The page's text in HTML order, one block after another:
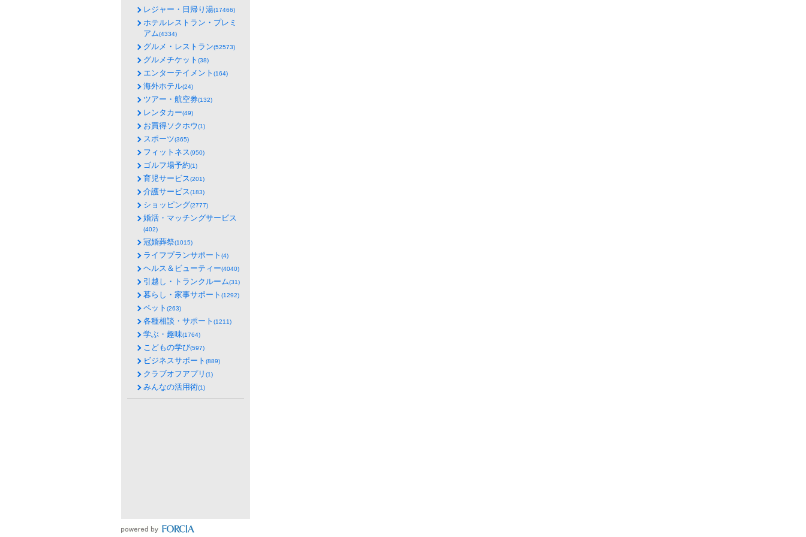
レジャー・日帰り湯(17466)
ホテルレストラン・プレミ
アム(4334)
グルメ・レストラン(52573)
グルメチケット (38)
エンターテイメント (164)
海外ホテル(24)
ツアー・航空券(132)
レンタカー(49)
お買得ソクホウ(1)
スポーツ(365)
フィットネス(950)
ゴルフ場予約(1)
育児サービス(201)
介護サービス(183)
ショッピング(2777)
婚活・マッチングサービス
(402)
冠婚葬祭(1015)
ライフプランサポート (4)
ヘルス＆ビューティー(4040)
引越し・トランクルーム(31)
暮らし・家事サポート (1292)
ペット (263)
各種相談・サポート (1211)
学ぶ・趣味(1764)
こどもの学び(597)
ビジネスサポート (889)
クラブオフアプリ (1)
みんなの活用術(1)